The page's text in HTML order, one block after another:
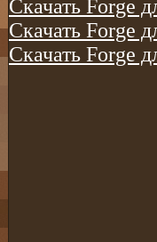
Скачать Forge
Скачать Forge
Скачать Forge